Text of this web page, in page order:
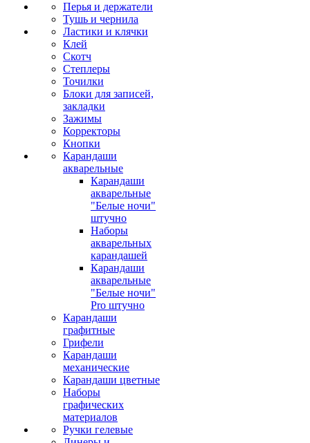
Перья и держатели
Тушь и чернила
Ластики и клячки
Клей
Скотч
Степлеры
Точилки
Блоки для записей,
закладки
Зажимы
Корректоры
Кнопки
Карандаши
акварельные
Карандаши
акварельные
"Белые ночи"
штучно
Наборы
акварельных
карандашей
Карандаши
акварельные
"Белые ночи"
Pro штучно
Карандаши
графитные
Грифели
Карандаши
механические
Карандаши цветные
Наборы
графических
материалов
Ручки гелевые